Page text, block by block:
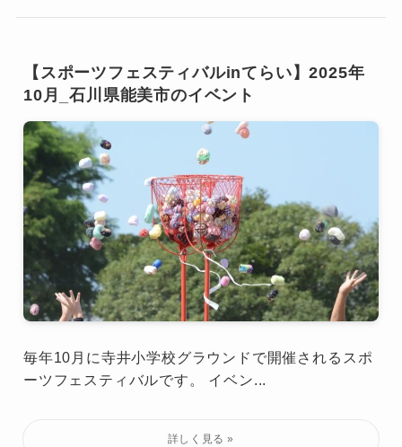
【スポーツフェスティバルinてらい】2025年
10月_石川県能美市のイベント
毎年10月に寺井小学校グラウンドで開催されるスポ
ーツフェスティバルです。 イベン...